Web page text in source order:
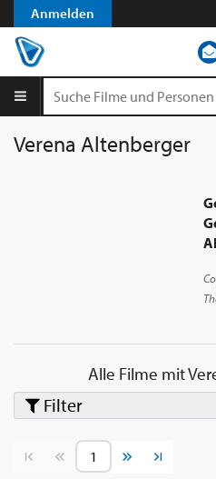
Anmelden
Verena Altenberger
Alle Filme mit
Vorherige SeiteNächste Seite
Filter